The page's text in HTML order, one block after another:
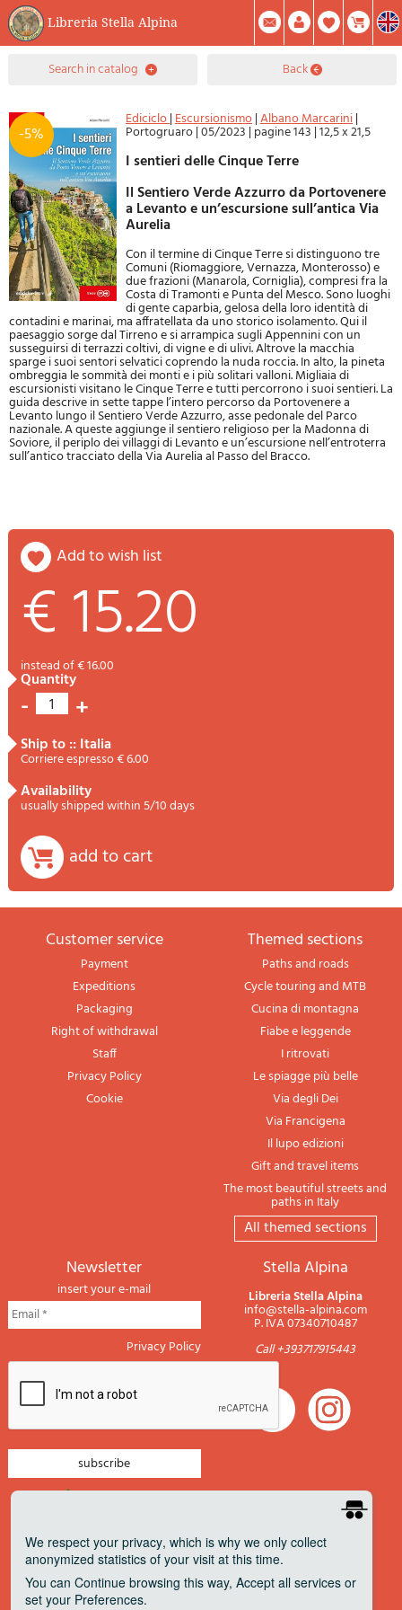
Libreria Stella Alpina
0Item(s) In Your Cart
Summary
Create Account Mod. Password
search in catalog back
-5%
Ediciclo|Escursionismo|Albano Marcarini|
Portogruaro|05/2023 | pagine 143 |12,5 x 21,5
I sentieri delle Cinque Terre
Il Sentiero Verde Azzurro da Portovenere
a Levanto e un’escursione sull’antica Via
Aurelia
Con il termine di Cinque Terre si distinguono tre
Comuni (Riomaggiore, Vernazza, Monterosso) e
due frazioni (Manarola, Corniglia), compresi fra la
Costa di Tramonti e Punta del Mesco. Sono luoghi
di gente caparbia, gelosa della loro identità di
contadini e marinai, ma affratellata da uno storico isolamento. Qui il
paesaggio sorge dal Tirreno e si arrampica sugli Appennini con un
susseguirsi di terrazzi coltivi, di vigne e di ulivi. Altrove la macchia
sparge i suoi sentori selvatici coprendo la nuda roccia. In alto, la pineta
ombreggia le sommità dei monti e i più solitari valloni. Migliaia di
escursionisti visitano le Cinque Terre e tutti percorrono i suoi sentieri. La
guida descrive in sette tappe l’intero percorso da Portovenere a
Levanto lungo il Sentiero Verde Azzurro, asse pedonale del Parco
nazionale. A queste aggiunge il sentiero religioso per la Madonna di
Soviore, il periplo dei villaggi di Levanto e un’escursione nell’entroterra
sull’antico tracciato della Via Aurelia al Passo del Bracco.
add to wish list
€ 15.20
instead of € 16.00
quantity
- 1 +
ship to :: Italia
Corriere espresso € 6.00
availability
usually shipped within 5/10 days
add to cart
Customer service
Payment
Expeditions
Packaging
Right of withdrawal
Staff
Privacy Policy
Cookie
themed sections
Paths and roads
Cycle touring and MTB
Cucina di montagna
Fiabe e leggende
I ritrovati
Le spiagge più belle
Via degli Dei
Via Francigena
Il lupo edizioni
Gift and travel items
The most beautiful streets and
paths in Italy
All themed sections
newsletter
insert your e-mail
Privacy Policy
newsletter travels
newsletter military
Stella Alpina
Libreria Stella Alpina
info@stella-alpina.com
P. IVA 07340710487
Call +393717915443
We respect your privacy, which is why we only collect
anonymized statistics of your visit at this time.
You can Continue browsing this way, Accept all services or
set your Preferences.